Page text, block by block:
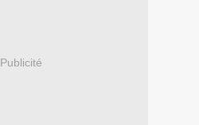
Publicité